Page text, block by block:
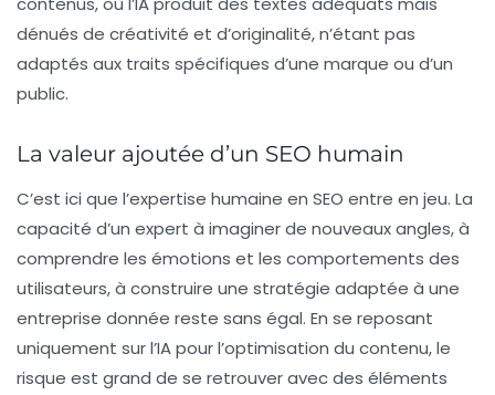
dénués de créativité et d’originalité, n’étant pas
adaptés aux traits spécifiques d’une marque ou d’un
public.
La valeur ajoutée d’un SEO humain
C’est ici que l’expertise humaine en SEO entre en jeu. La
capacité d’un expert à imaginer de nouveaux angles, à
comprendre les émotions et les comportements des
utilisateurs, à construire une stratégie adaptée à une
entreprise donnée reste sans égal. En se reposant
uniquement sur l’IApour l’optimisation du contenu, le
risque est grand de se retrouver avec des éléments